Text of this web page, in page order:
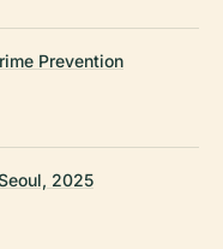
Prevention
2025